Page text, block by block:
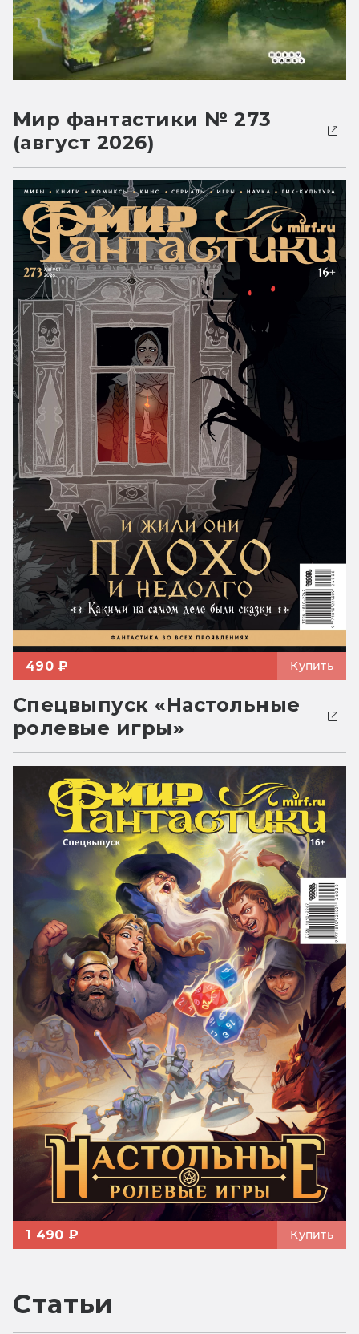
Мир фантастики № 273
(август 2026)
490 ₽ Купить
Спецвыпуск «Настольные
ролевые игры»
1 490 ₽ Купить
Статьи